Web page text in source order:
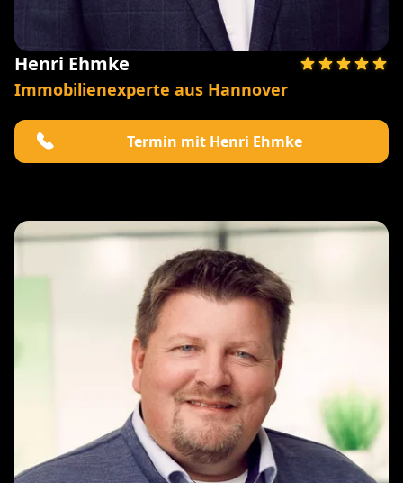
Henri Ehmke
Immobilienexperte aus Hannover
Termin mit Henri Ehmke